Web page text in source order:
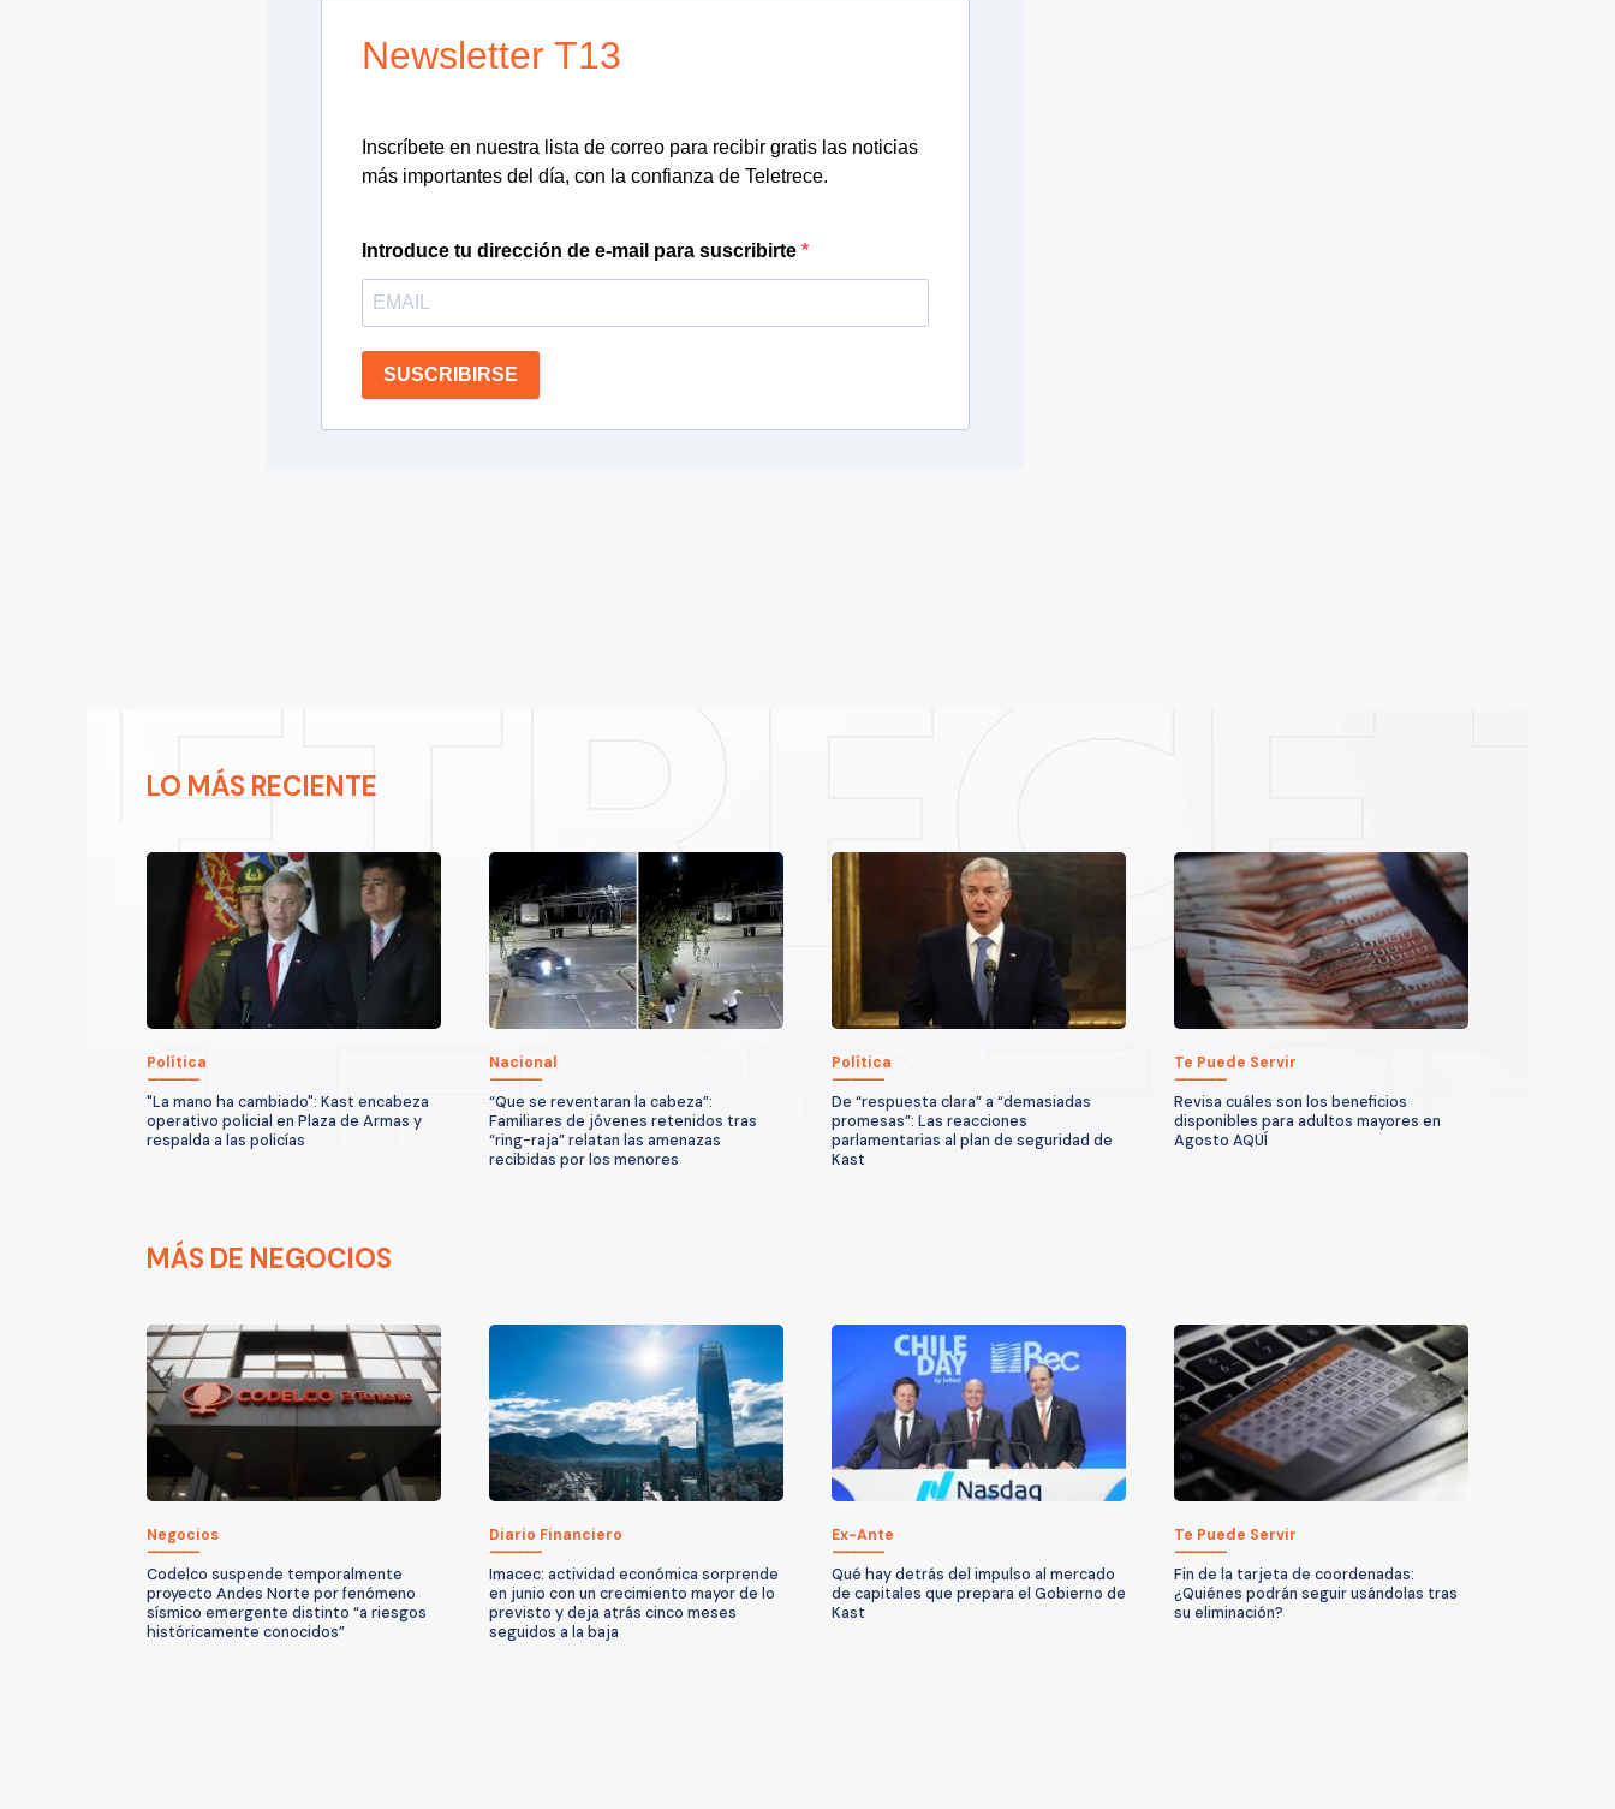
Newsletter T13
Inscríbete en nuestra lista de correo para recibir gratis las noticias
más importantes del día, con la confianza de Teletrece.
Introduce tu dirección de e-mail para suscribirte
SUSCRIBIRSE
LO MÁS RECIENTE
Política
"La mano ha cambiado": Kast encabeza
operativo policial en Plaza de Armas y
respalda a las policías
Nacional
“Que se reventaran la cabeza”:
Familiares de jóvenes retenidos tras
“ring-raja” relatan las amenazas
recibidas por los menores
Política
De “respuesta clara” a “demasiadas
promesas”: Las reacciones
parlamentarias al plan de seguridad de
Kast
Te Puede Servir
Revisa cuáles son los beneficios
disponibles para adultos mayores en
Agosto AQUÍ
MÁS DE NEGOCIOS
Negocios
Codelco suspende temporalmente
proyecto Andes Norte por fenómeno
sísmico emergente distinto “a riesgos
históricamente conocidos”
Diario Financiero
Imacec: actividad económica sorprende
en junio con un crecimiento mayor de lo
previsto y deja atrás cinco meses
seguidos a la baja
Ex-Ante
Qué hay detrás del impulso al mercado
de capitales que prepara el Gobierno de
Kast
Te Puede Servir
Fin de la tarjeta de coordenadas:
¿Quiénes podrán seguir usándolas tras
su eliminación?